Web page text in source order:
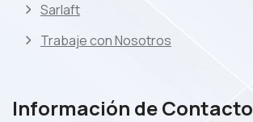
Sarlaft
Trabaje con Nosotros
Información de Contacto